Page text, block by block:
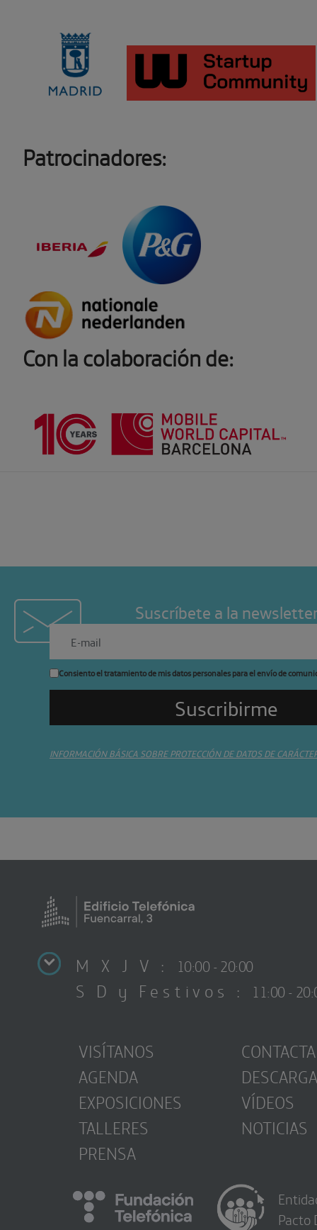
Patrocinadores:
Con la colaboración de:
Suscríbete a la
Consiento el tratamiento de mis datos personales para el envío de
INFORMACIÓN BÁSICA SOBRE PROTECCIÓN DE DATOS DE
M X J V : 10:00 - 20:00
S D y Festivos : 11:00 -
VISÍTANOS
AGENDA
EXPOSICIONES
TALLERES
PRENSA
CONTACTA
VÍDEOS
NOTICIAS
Pacto